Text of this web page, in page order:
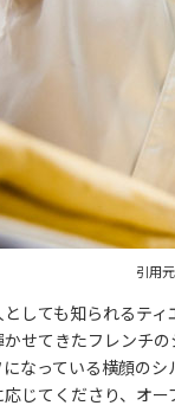
引用元
しても知られるテ
せてきたフレンチ
なっている横顔の
じてくださり、オ